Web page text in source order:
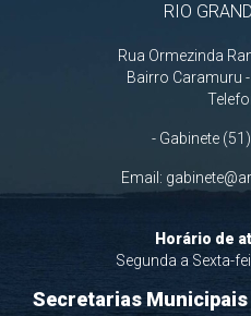
RIO
Rua Ormezinda
Bairro Caramuru
- Gabinete
Email:
Horário de
Segunda a Sexta-
Secretarias Municipais